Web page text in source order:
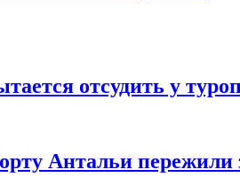
отсудить у
Антальи